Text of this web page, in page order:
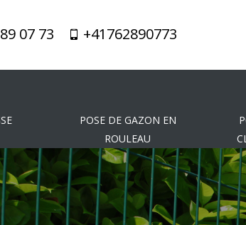
07 73 +41762890773
POSE DE GAZON EN
ROULEAU